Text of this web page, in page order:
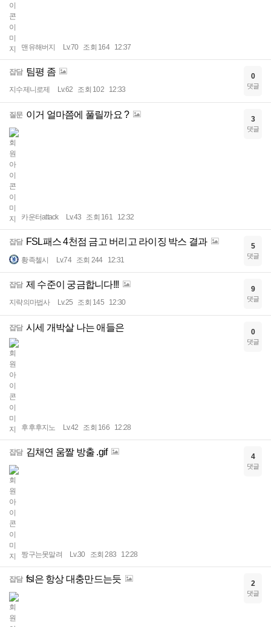
맨유해버지 Lv.70 조회 164 12:37
잡담 팀평 좀
지수제니로제 Lv.62 조회 102 12:33
0
댓글
질문 이거 얼마쯤에 풀릴까요 ?
카운터attack Lv.43 조회 161 12:32
3
댓글
잡담 FSL패스 4천점 금고 버리고 라이징 박스 결과
황족첼시 Lv.74 조회 244 12:31
5
댓글
잡담 제 수준이 궁금합니다!!!
지략의마법사 Lv.25 조회 145 12:30
9
댓글
잡담 시세 개박살 나는 애들은
후후후지노 Lv.42 조회 166 12:28
0
댓글
잡담 김채연 움짤 방출 .gif
짱구는못말려 Lv.30 조회 283 12:28
4
댓글
잡담 fsl은 항상 대충만드는듯 2
댓글